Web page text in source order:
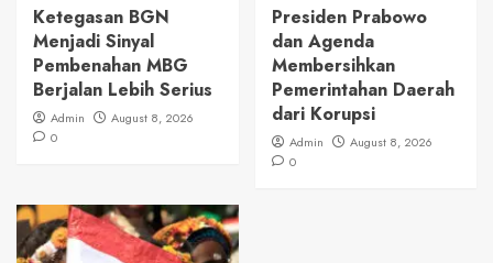
Ketegasan BGN
Menjadi Sinyal
Pembenahan MBG
Berjalan Lebih Serius
Admin
August 8, 2026
0
Presiden Prabowo
dan Agenda
Membersihkan
Pemerintahan Daerah
dari Korupsi
Admin
August 8, 2026
0